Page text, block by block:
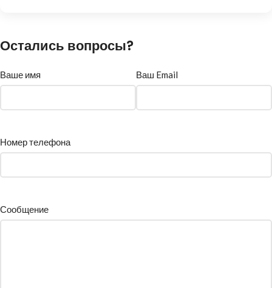
Остались вопросы?
Ваше имя Ваш Email
Номер телефона
Сообщение